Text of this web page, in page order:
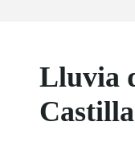
Lluvia